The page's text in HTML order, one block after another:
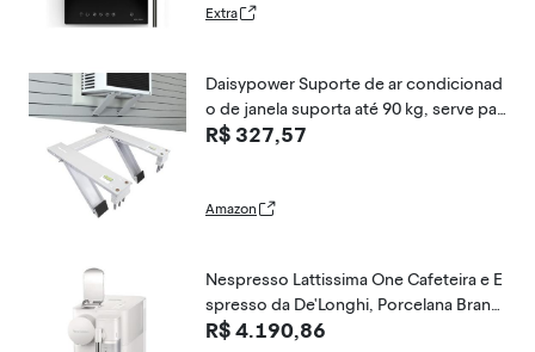
Extra
Daisypower Suporte de ar condicionad
o de janela suporta até 90 kg, serve par
a unidades CA de 5000 a 22000 BTU, es
R$ 327,57
Amazon
Nespresso Lattissima One Cafeteira e E
spresso da De'Longhi, Porcelana Branc
a
R$ 4.190,86